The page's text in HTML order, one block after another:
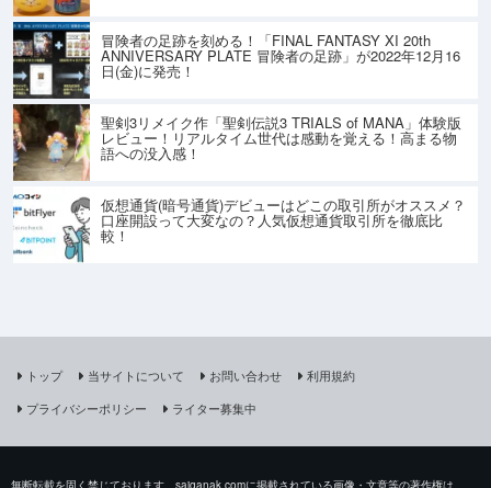
冒険者の足跡を刻める！「FINAL FANTASY XI 20th
ANNIVERSARY PLATE 冒険者の足跡」が2022年12月16
日(金)に発売！
聖剣3リメイク作「聖剣伝説3 TRIALS of MANA」体験版
レビュー！リアルタイム世代は感動を覚える！高まる物
語への没入感！
仮想通貨(暗号通貨)デビューはどこの取引所がオススメ？
口座開設って大変なの？人気仮想通貨取引所を徹底比
較！
トップ 当サイトについて お問い合わせ
利用規約
プライバシーポリシー
ライター募集中
無断転載を固く禁じております。saiganak.comに掲載されている画像・文章等の著作権は